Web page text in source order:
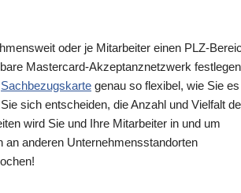
oder je Mitarbeiter einen PLZ-
Mastercard-Akzeptanznetzwerk
Sachbezugskarte genau so flexibel, wie Sie es
sich entscheiden, die Anzahl und Vielfalt
wird Sie und Ihre Mitarbeiter in und um
an anderen Unternehmensstandorten